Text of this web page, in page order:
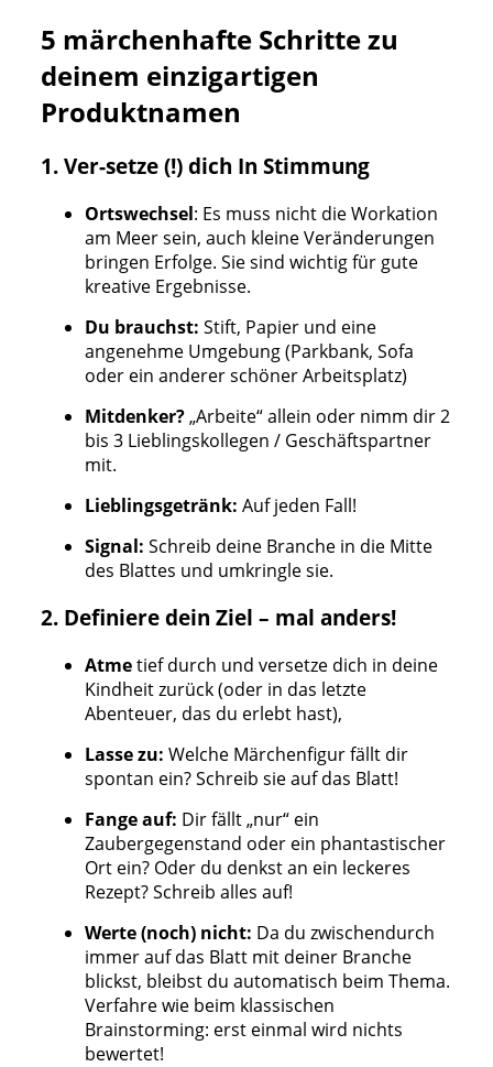
5 märchenhafte Schritte zu
deinem einzigartigen
Produktnamen
1. Ver-setze (!) dich In Stimmung
Ortswechsel: Es muss nicht die Workation
am Meer sein, auch kleine Veränderungen
bringen Erfolge. Sie sind wichtig für gute
kreative Ergebnisse.
Du brauchst: Stift, Papier und eine
angenehme Umgebung (Parkbank, Sofa
oder ein anderer schöner Arbeitsplatz)
Mitdenker?„Arbeite“ allein oder nimm dir 2
bis 3 Lieblingskollegen / Geschäftspartner
mit.
Lieblingsgetränk: Auf jeden Fall!
Signal: Schreib deine Branche in die Mitte
des Blattes und umkringle sie.
2. Definiere dein Ziel – mal anders!
Atmetief durch und versetze dich in deine
Kindheit zurück (oder in das letzte
Abenteuer, das du erlebt hast),
Lasse zu: Welche Märchenfigur fällt dir
spontan ein? Schreib sie auf das Blatt!
Fange auf: Dir fällt „nur“ ein
Zaubergegenstand oder ein phantastischer
Ort ein? Oder du denkst an ein leckeres
Rezept? Schreib alles auf!
Werte (noch) nicht: Da du zwischendurch
immer auf das Blatt mit deiner Branche
blickst, bleibst du automatisch beim Thema.
Verfahre wie beim klassischen
Brainstorming: erst einmal wird nichts
bewertet!